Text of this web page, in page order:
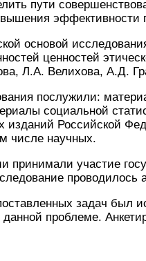
пути
эффективности
основой
ценностей
Л.А. Велихова, А.Д.
послужили:
социальной
изданий Российской
числе научных.
принимали участие
проводилось
задач был
проблеме.